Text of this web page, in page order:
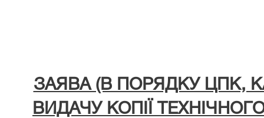
ЗАЯВА (В ПОРЯДКУ
ВИДАЧУ КОПІЇ